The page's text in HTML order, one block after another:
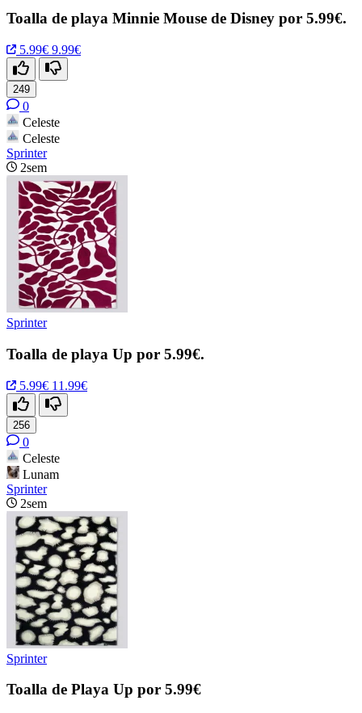
Toalla de playa Minnie Mouse de Disney por 5.99€.
5.99€ 9.99€
249
0
Celeste
Celeste
Sprinter
2sem
Sprinter
Toalla de playa Up por 5.99€.
5.99€ 11.99€
256
0
Celeste
Lunam
Sprinter
2sem
Sprinter
Toalla de Playa Up por 5.99€